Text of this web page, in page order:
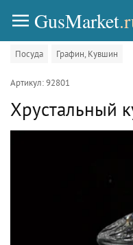
GusMarket
Посуда Графин, Кувшин
Артикул: 92801
Хрустальный